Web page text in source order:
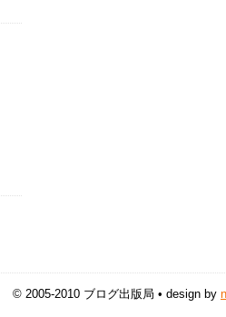
© 2005-2010 ブログ出版局 • design by